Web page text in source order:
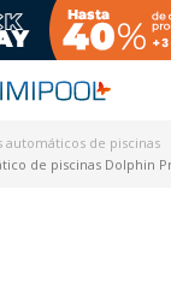
automáticos de piscinas
de piscinas Dolphin